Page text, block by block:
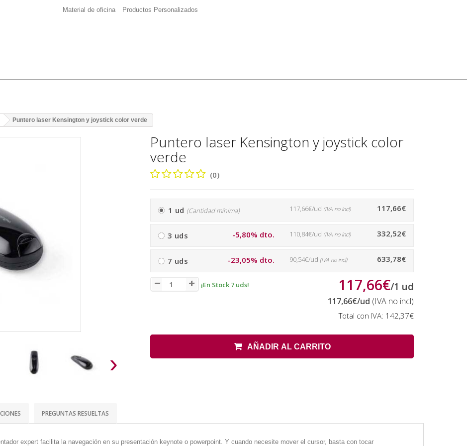
Material de oficina Productos Personalizados
Puntero laser Kensington y joystick color verde
›
Puntero laser Kensington y joystick color
verde
(0)
1 ud (Cantidad mínima) 117,66€
117,66€/ud (IVA no incl)
3 uds -5,80% dto. 332,52€
110,84€/ud (IVA no incl)
7 uds -23,05% dto. 633,78€
90,54€/ud (IVA no incl)
¡En Stock 7 uds! 117,66€/1 ud
117,66€/ud (IVA no incl)
Total con IVA: 142,37€
AÑADIR AL CARRITO
PREGUNTAS RESUELTAS
expert facilita la navegación en su presentación keynote o powerpoint. Y cuando necesite mover el cursor, basta con tocar